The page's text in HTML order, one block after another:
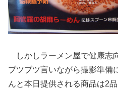
しかしラーメン屋で健康志
ブツブツ言いながら撮影準備
んと本日提供される商品は2品